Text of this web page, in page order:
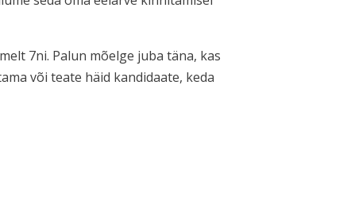
7ni. Palun mõelge juba täna, kas
või teate häid kandidaate, keda